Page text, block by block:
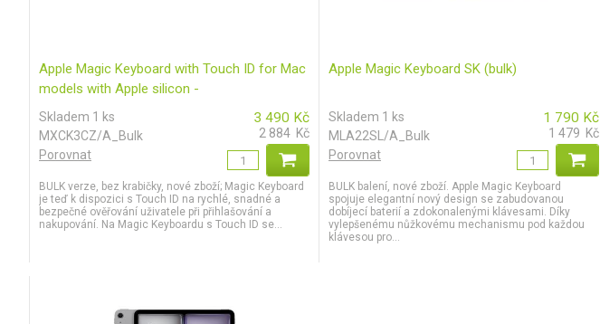
Apple Magic Keyboard with Touch ID for Mac
models with Apple silicon -
Czech_Silver_Bulk
Skladem 1 ks
MXCK3CZ/A_Bulk
Porovnat
3 490 Kč
2 884 Kč
BULK verze, bez krabičky, nové zboží; Magic Keyboard
je teď k dispozici s Touch ID na rychlé, snadné a
bezpečné ověřování uživatele při přihlašování a
nakupování. Na Magic Keyboardu s Touch ID se...
Apple Magic Keyboard SK (bulk)
Skladem 1 ks
MLA22SL/A_Bulk
Porovnat
1 790 Kč
1 479 Kč
BULK balení, nové zboží. Apple Magic Keyboard
spojuje elegantní nový design se zabudovanou
dobíjecí baterií a zdokonalenými klávesami. Díky
vylepšenému nůžkovému mechanismu pod každou
klávesou pro...